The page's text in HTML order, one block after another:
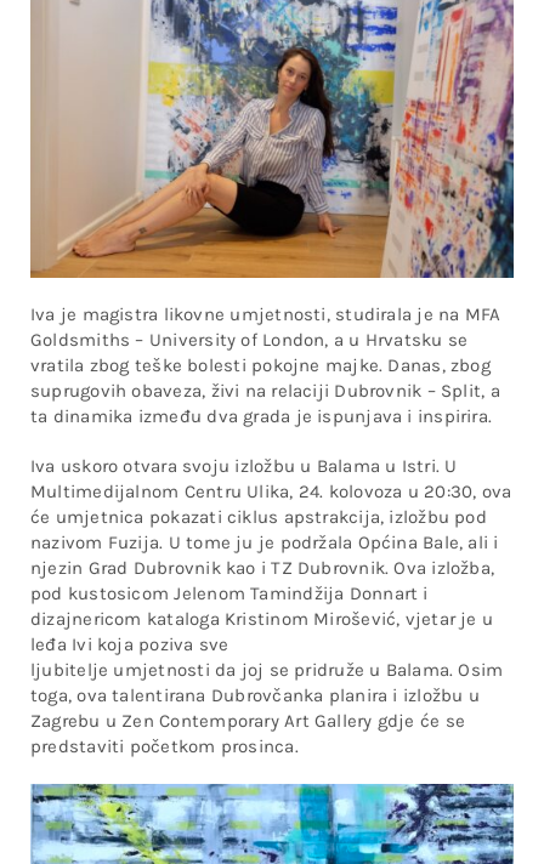
Iva je magistra likovne umjetnosti, studirala je na MFA
Goldsmiths – University of London, a u Hrvatsku se
vratila zbog teške bolesti pokojne majke. Danas, zbog
suprugovih obaveza, živi na relaciji Dubrovnik – Split, a
ta dinamika između dva grada je ispunjava i inspirira.
Iva uskoro otvara svoju izložbu u Balama u Istri. U
Multimedijalnom Centru Ulika, 24. kolovoza u 20:30, ova
će umjetnica pokazati ciklus apstrakcija, izložbu pod
nazivom Fuzija. U tome ju je podržala Općina Bale, ali i
njezin Grad Dubrovnik kao i TZ Dubrovnik. Ova izložba,
pod kustosicom Jelenom Tamindžija Donnart i
dizajnericom kataloga Kristinom Mirošević, vjetar je u
leđa Ivi koja poziva sve
ljubitelje umjetnosti da joj se pridruže u Balama. Osim
toga, ova talentirana Dubrovčanka planira i izložbu u
Zagrebu u Zen Contemporary Art Gallery gdje će se
predstaviti početkom prosinca.